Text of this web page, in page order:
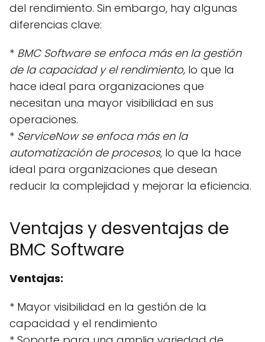
del rendimiento. Sin embargo, hay algunas
diferencias clave:
* BMC Software se enfoca más en la gestión
de la capacidad y el rendimiento, lo que la
hace ideal para organizaciones que
necesitan una mayor visibilidad en sus
operaciones.
* ServiceNow se enfoca más en la
automatización de procesos, lo que la hace
ideal para organizaciones que desean
reducir la complejidad y mejorar la eficiencia.
Ventajas y desventajas de
BMC Software
Ventajas:
* Mayor visibilidad en la gestión de la
capacidad y el rendimiento